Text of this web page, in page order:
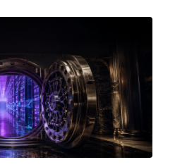
insieme. Stamattina
ha attraversato cinque
SharePoint, ha calcolato gli